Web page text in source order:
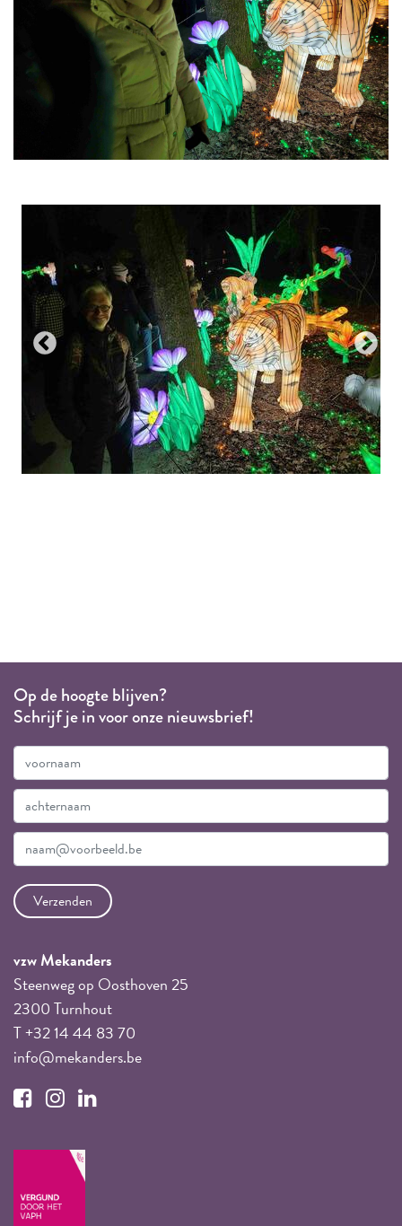
Op de hoogte blijven?
Schrijf je in voor onze nieuwsbrief!
vzw Mekanders
Steenweg op Oosthoven 25
2300 Turnhout
T +32 14 44 83 70
info@mekanders.be